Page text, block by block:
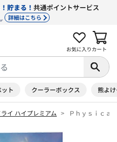
貯まる！ 共通ポイントサービス
詳細はこちら
お気に入り カート
ト クーラーボックス 熊よ
イ ハイプレミアム Ｐｈｙｓｉｃ